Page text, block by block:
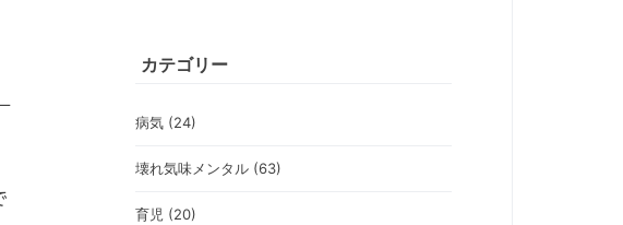
カテゴリー
病気 (24)
壊れ気味メンタル (63)
育児 (20)